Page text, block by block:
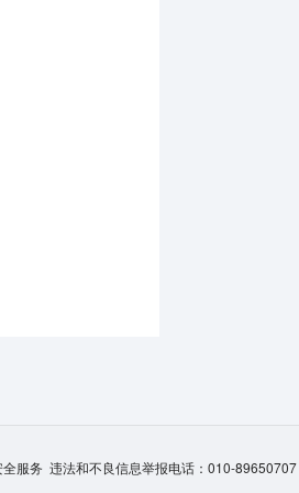
全服务 违法和不良信息举报电话：010-